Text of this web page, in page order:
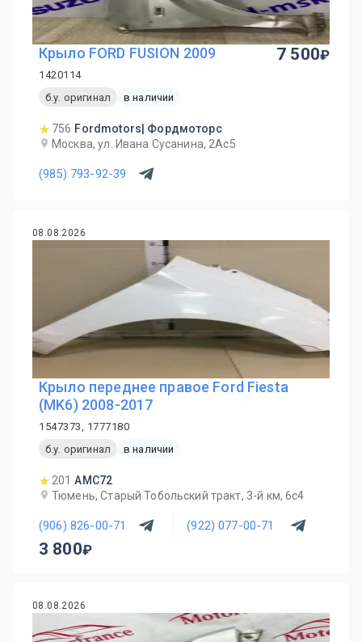
Крыло FORD FUSION 2009
1420114
б.у. оригинал
в наличии
756 Fordmotors| Фордмоторс
Москва, ул. Ивана Сусанина, 2Ас5
(985) 793-92-39
7 500
08.08.2026
Крыло переднее правое Ford Fiesta
(MK6) 2008-2017
1547373, 1777180
б.у. оригинал
в наличии
201 AMC72
Тюмень, Старый Тобольский тракт, 3-й км, 6с4
(906) 826-00-71 (922) 077-00-71
3 800
08.08.2026